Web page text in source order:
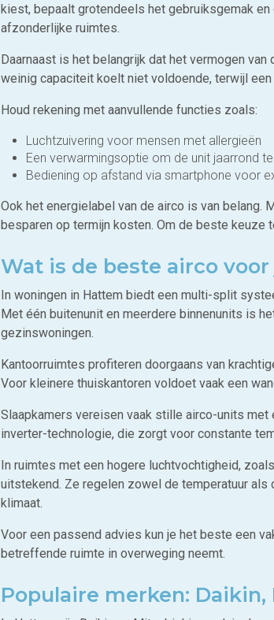
kiest, bepaalt grotendeels het gebruiksgemak
afzonderlijke ruimtes.
Daarnaast is het belangrijk dat het vermogen
weinig capaciteit koelt niet voldoende, terwijl
Houd rekening met aanvullende functies zoals:
Luchtzuivering voor mensen met allergieën
Een verwarmingsoptie om de unit jaarrond
Bediening op afstand via smartphone voor
Ook het energielabel van de airco is van belang.
besparen op termijn kosten. Om de beste keuze
Wat is de beste airco
In woningen in Hattem biedt een multi-split
Met één buitenunit en meerdere binnenunits is
gezinswoningen.
Kantoorruimtes profiteren doorgaans van
Voor kleinere thuiskantoren voldoet vaak een
Slaapkamers vereisen vaak stille airco-units
inverter-technologie, die zorgt voor constante
In ruimtes met een hogere luchtvochtigheid,
uitstekend. Ze regelen zowel de temperatuur
klimaat.
Voor een passend advies kun je het beste een
betreffende ruimte in overweging neemt.
Populaire merken: